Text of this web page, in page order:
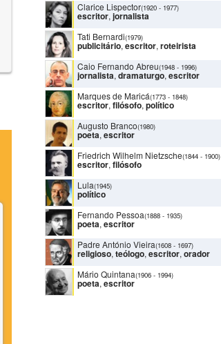
Clarice Lispector(1920 - 1977)
escritor, jornalista
Tati Bernardi(1979)
publicitário, escritor, roteirista
Caio Fernando Abreu(1948 - 1996)
jornalista, dramaturgo, escritor
Marques de Maricá(1773 - 1848)
escritor, filósofo, político
Augusto Branco(1980)
poeta, escritor
Friedrich Wilhelm Nietzsche(1844 - 1900)
escritor, filósofo
Lula(1945)
político
Fernando Pessoa(1888 - 1935)
poeta, escritor
Padre António Vieira(1608 - 1697)
religioso, teólogo, escritor, orador
Mário Quintana(1906 - 1994)
poeta, escritor